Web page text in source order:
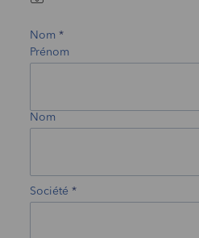
Nom
Prénom
Nom
Société